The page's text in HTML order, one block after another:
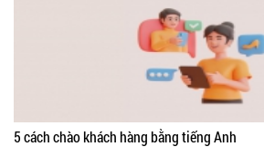
5 cách chào khách hàng bằng tiếng Anh